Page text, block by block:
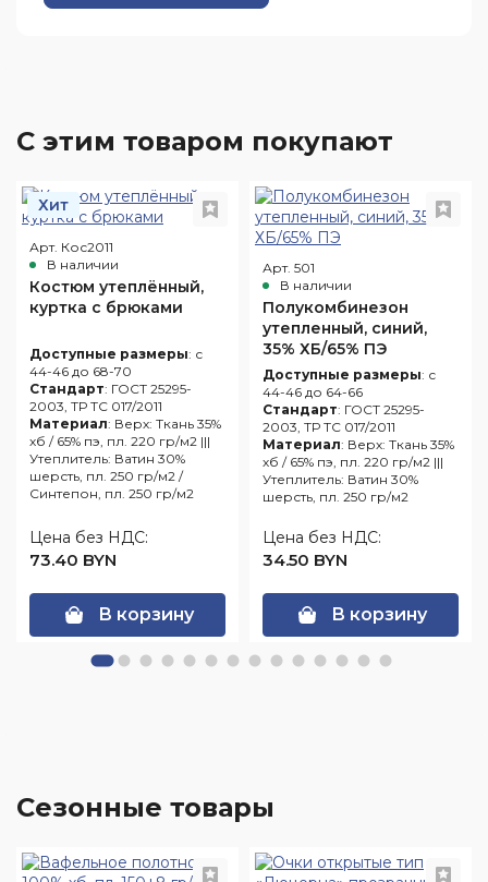
С этим товаром покупают
Хит
Арт. Кос2011
В наличии
Костюм утеплённый,
куртка с брюками
Доступные размеры: с
44-46 до 68-70
Стандарт: ГОСТ 25295-
2003, ТР ТС 017/2011
Материал: Верх: Ткань 35%
хб / 65% пэ, пл. 220 гр/м2 |||
Утеплитель: Ватин 30%
шерсть, пл. 250 гр/м2 /
Синтепон, пл. 250 гр/м2
Цена без НДС:
73.40 BYN
В корзину
Арт. 501
В наличии
Полукомбинезон
утепленный, синий,
35% ХБ/65% ПЭ
Доступные размеры: с
44-46 до 64-66
Стандарт: ГОСТ 25295-
2003, ТР ТС 017/2011
Материал: Верх: Ткань 35%
хб / 65% пэ, пл. 220 гр/м2 |||
Утеплитель: Ватин 30%
шерсть, пл. 250 гр/м2
Цена без НДС:
34.50 BYN
В корзину
Сезонные товары